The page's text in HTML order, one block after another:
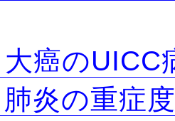
癌のUICC
炎の重症